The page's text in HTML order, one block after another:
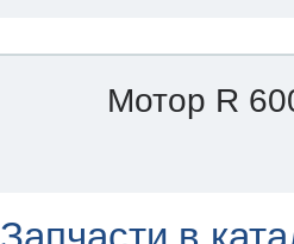
Мотор R